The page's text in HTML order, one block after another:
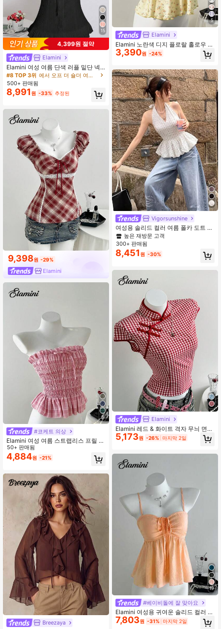
15
4,399원 절약
Elamini
Elamini 여성 여름 단색 러플 밑단 넥
타이 허리 반소매 블라우스
#8 TOP 3위
에서 오프 더 숄더 여성 상의, 블라우스 & 티
500+ 판매됨
8,991 원 -33% 추정된
9,398원 -29%
Elamini
6
#코케트 의상
Elamini 여성 여름 스트랩리스 프릴 트
림 보우노트 몸매에 꼭 맞는 크롭 탑
50+ 판매됨
4,884원 -21%
Breezaya
5
Elamini
Elamini 노란색 디지 플로랄 홀로우 아
웃 V 넥 귀여운 & 섹시한 백리스 크롭
캐미솔, 봄/여름
3,390원 -24%
Vigorsunshine
여성용 솔리드 컬러 여름 폴카 도트 디
자인 러플 헴 홀터넥 백리스 크롭 탑,
허리 밴딩, 민소매 화이트, 바캉스룩
높은 재방문 고객
300+ 판매됨
8,451 원 -30%
Elamini
Elamini 레드 & 화이트 격자 무늬 면
혼방 대비 버튼 만다린 칼라 옆 슬릿
허리 신치드 반소매 여성용 탑, 가을/
도, 대학생 빈티지, 교사, 우아한, 데일
리, 데이트, 외출
5,173원 -26% 마지막 2일
19
#베이비돌에 잘 맞아요
Elamini 여성용 귀여운 솔리드 컬러 주
름 원단 핑크 캐미솔 탑 여름용
7,803원 -31% 마지막 2일